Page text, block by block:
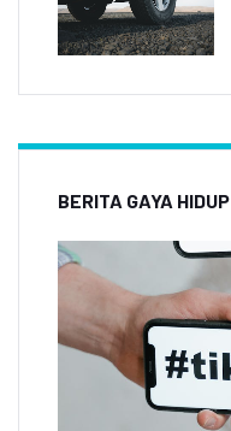
BERITA GAYA HIDUP